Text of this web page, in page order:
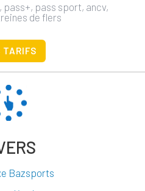
pass+, pass sport, ancv,
de flers
TARIFS
Bazsports